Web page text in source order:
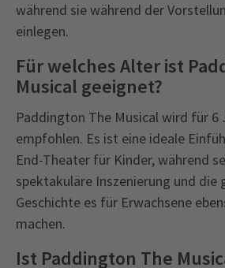
während sie während der
einlegen.
Für welches Alter ist
Musical geeignet?
Paddington The Musical wird für 6
empfohlen. Es ist eine ideale
End-Theater für Kinder, während
spektakuläre Inszenierung und die
Geschichte es für Erwachsene
machen.
Ist Paddington The